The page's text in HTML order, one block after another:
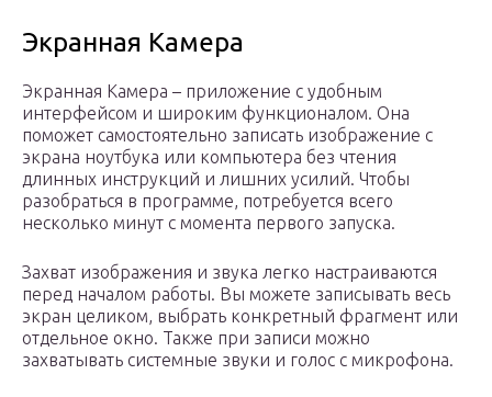
Экранная Камера
Экранная Камера – приложение с удобным
интерфейсом и широким функционалом. Она
поможет самостоятельно записать изображение с
экрана ноутбука или компьютера без чтения
длинных инструкций и лишних усилий. Чтобы
разобраться в программе, потребуется всего
несколько минут с момента первого запуска.
Захват изображения и звука легко настраиваются
перед началом работы. Вы можете записывать весь
экран целиком, выбрать конкретный фрагмент или
отдельное окно. Также при записи можно
захватывать системные звуки и голос с микрофона.